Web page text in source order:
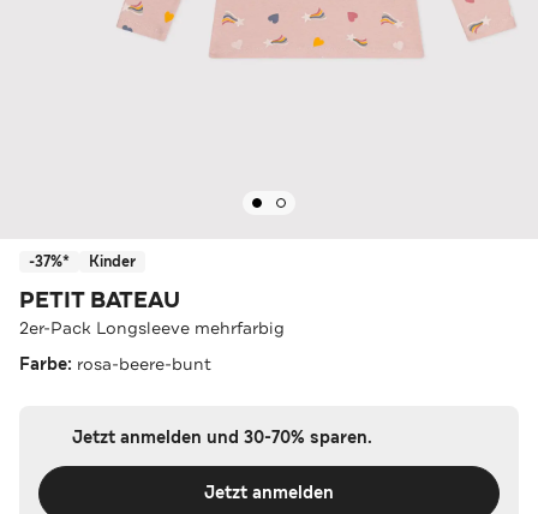
-37%* Kinder
PETIT BATEAU
2er-Pack Longsleeve mehrfarbig
Farbe: rosa-beere-bunt
Jetzt anmelden und 30-70% sparen.
Jetzt anmelden